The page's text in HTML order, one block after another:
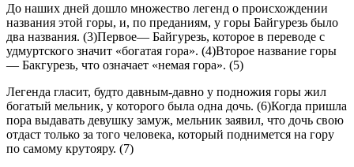
До наших дней дошло множество легенд о происхождении
названия этой горы, и, по преданиям, у горы Байгурезь было
два названия. (3)Первое— Байгурезь, которое в переводе с
удмуртского значит «богатая гора». (4)Второе название горы
— Бакгурезь, что означает «немая гора». (5)
Легенда гласит, будто давным-давно у подножия горы жил
богатый мельник, у которого была одна дочь. (6)Когда пришла
пора выдавать девушку замуж, мельник заявил, что дочь свою
отдаст только за того человека, который поднимется на гору
по самому крутояру. (7)